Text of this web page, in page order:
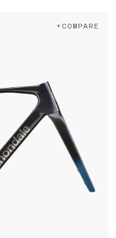
+COMPARE